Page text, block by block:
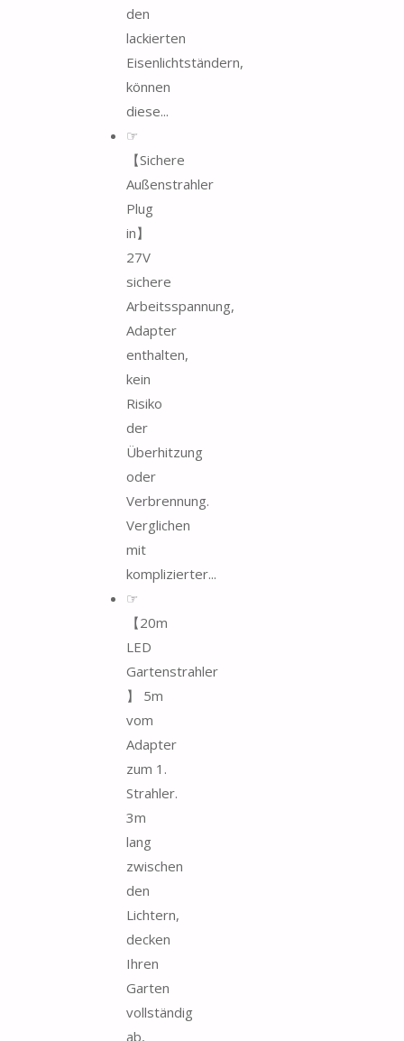
den
lackierten
Eisenlichtständern,
können
diese...
☞
【Sichere
Außenstrahler
Plug
in】
27V
sichere
Arbeitsspannung,
Adapter
enthalten,
kein
Risiko
der
Überhitzung
oder
Verbrennung.
Verglichen
mit
komplizierter...
☞
【20m
LED
Gartenstrahler
】 5m
vom
Adapter
zum 1.
Strahler.
3m
lang
zwischen
den
Lichtern,
decken
Ihren
Garten
vollständig
ab,